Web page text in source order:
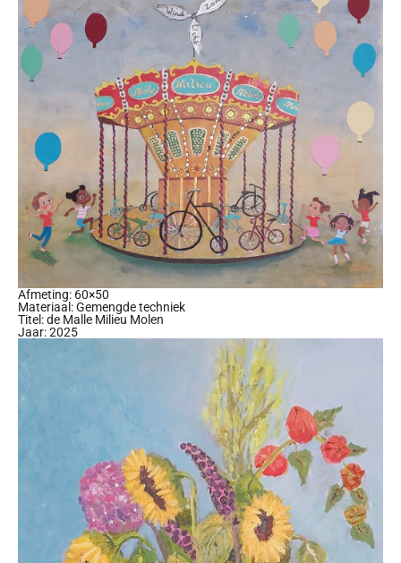
Afmeting: 60×50
Materiaal: Gemengde techniek
Titel: de Malle Milieu Molen
Jaar: 2025